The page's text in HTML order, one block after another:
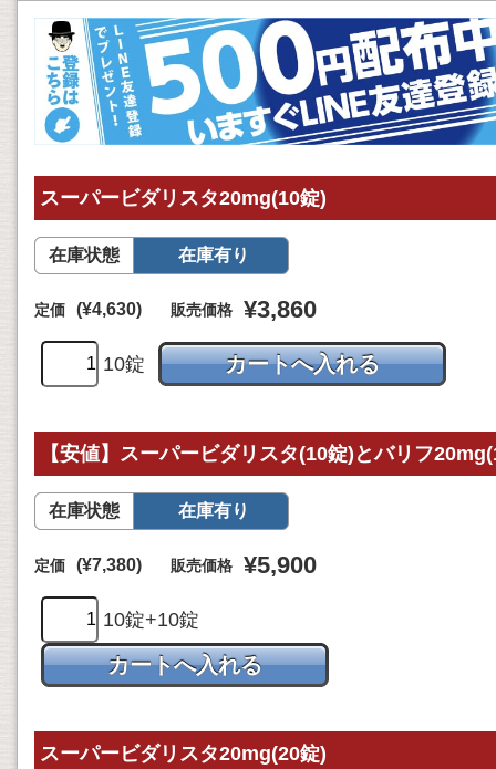
スーパービダリスタ20mg(10錠)
在庫状態 在庫有り
定価 (¥4,630) 販売価格 ¥3,860
10錠
【安値】スーパービダリスタ(10錠)とバリフ
在庫状態 在庫有り
定価 (¥7,380) 販売価格 ¥5,900
10錠+10錠
スーパービダリスタ20mg(20錠)